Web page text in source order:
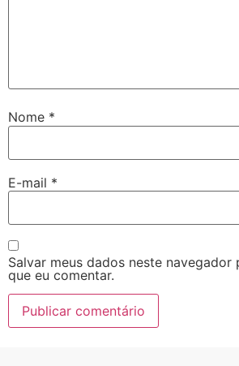
Nome *
E-mail *
Salvar meus dados neste navegador
que eu comentar.